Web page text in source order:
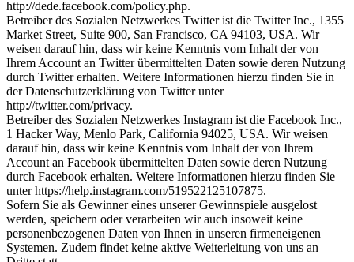
http://dede.facebook.com/policy.php.
Betreiber des Sozialen Netzwerkes Twitter ist die Twitter Inc., 1355
Market Street, Suite 900, San Francisco, CA 94103, USA. Wir
weisen darauf hin, dass wir keine Kenntnis vom Inhalt der von
Ihrem Account an Twitter übermittelten Daten sowie deren Nutzung
durch Twitter erhalten. Weitere Informationen hierzu finden Sie in
der Datenschutzerklärung von Twitter unter
http://twitter.com/privacy.
Betreiber des Sozialen Netzwerkes Instagram ist die Facebook Inc.,
1 Hacker Way, Menlo Park, California 94025, USA. Wir weisen
darauf hin, dass wir keine Kenntnis vom Inhalt der von Ihrem
Account an Facebook übermittelten Daten sowie deren Nutzung
durch Facebook erhalten. Weitere Informationen hierzu finden Sie
unter https://help.instagram.com/519522125107875.
Sofern Sie als Gewinner eines unserer Gewinnspiele ausgelost
werden, speichern oder verarbeiten wir auch insoweit keine
personenbezogenen Daten von Ihnen in unseren firmeneigenen
Systemen. Zudem findet keine aktive Weiterleitung von uns an